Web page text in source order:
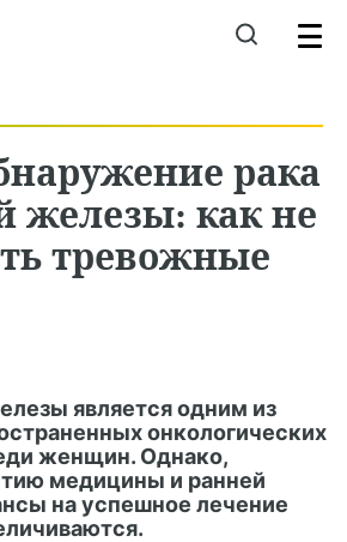
рака
железы: как не
тревожные
является одним из
онкологических
женщин. Однако,
медицины и ранней
на успешное лечение